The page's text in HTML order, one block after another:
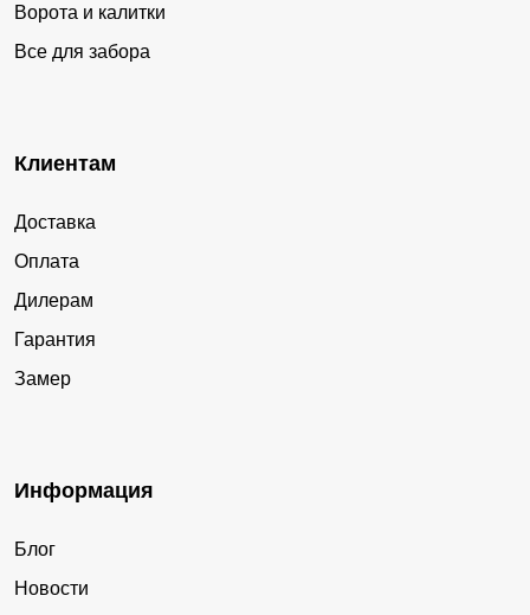
Ворота и калитки
Все для забора
Клиентам
Доставка
Оплата
Дилерам
Гарантия
Замер
Информация
Блог
Новости